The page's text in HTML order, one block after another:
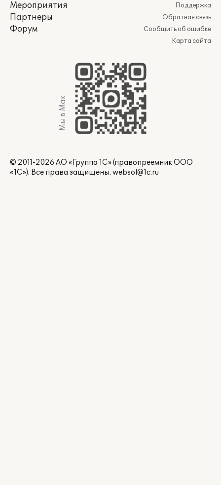
Мероприятия
Партнеры
Форум
Поддержка
Обратная связь
Сообщить об ошибке
Карта сайта
Мы в Max
© 2011-2026 АО «Группа 1С» (правопреемник ООО
«1С»). Все права защищены. websol@1c.ru